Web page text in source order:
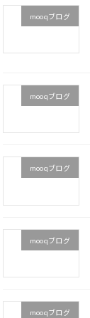
mooqブログ
mooqブログ
mooqブログ
mooqブログ
mooqブログ